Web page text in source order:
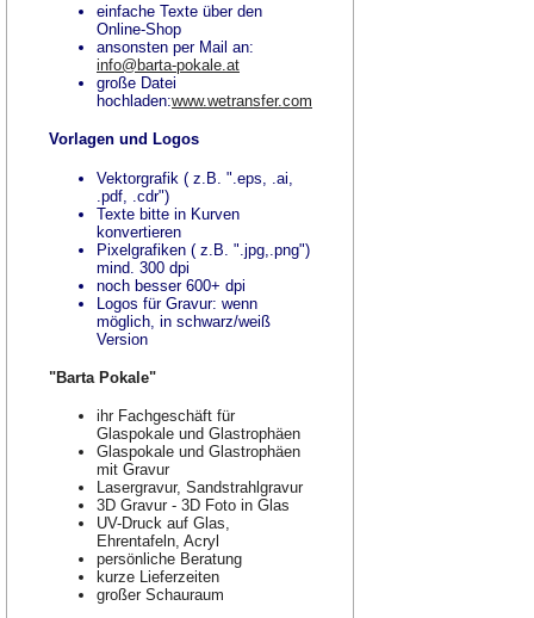
einfache Texte über den
Online-Shop
ansonsten per Mail an:
info@barta-pokale.at
große Datei
hochladen:www.wetransfer.com
Vorlagen und Logos
Vektorgrafik ( z.B. ".eps, .ai,
.pdf, .cdr")
Texte bitte in Kurven
konvertieren
Pixelgrafiken ( z.B. ".jpg,.png")
mind. 300 dpi
noch besser 600+ dpi
Logos für Gravur: wenn
möglich, in schwarz/weiß
Version
"Barta Pokale"
ihr Fachgeschäft für
Glaspokale und Glastrophäen
Glaspokale und Glastrophäen
mit Gravur
Lasergravur, Sandstrahlgravur
3D Gravur - 3D Foto in Glas
UV-Druck auf Glas,
Ehrentafeln, Acryl
persönliche Beratung
kurze Lieferzeiten
großer Schauraum